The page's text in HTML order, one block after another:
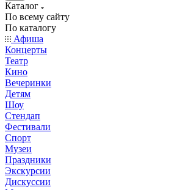
Каталог
По всему сайту
По каталогу
Афиша
Концерты
Театр
Кино
Вечеринки
Детям
Шоу
Стендап
Фестивали
Спорт
Музеи
Праздники
Экскурсии
Дискуссии